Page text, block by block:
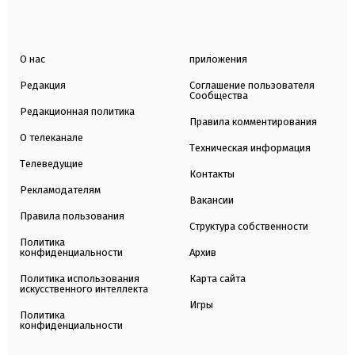
О нас
Редакция
Редакционная политика
О телеканале
Телеведущие
Рекламодателям
Правила пользования
Политика
конфиденциальности
Политика использования
искусственного интеллекта
Политика
конфиденциальности
приложения
Соглашение пользователя
Сообщества
Правила комментирования
Техническая информация
Контакты
Вакансии
Структура собственности
Архив
Карта сайта
Игры